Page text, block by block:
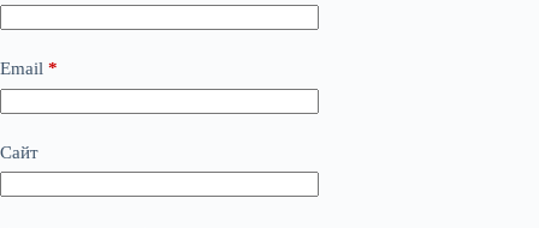
Email *
Сайт